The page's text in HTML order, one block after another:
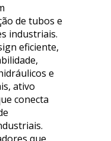
de tubos e
industriais.
eficiente,
e
ativo
conecta
que